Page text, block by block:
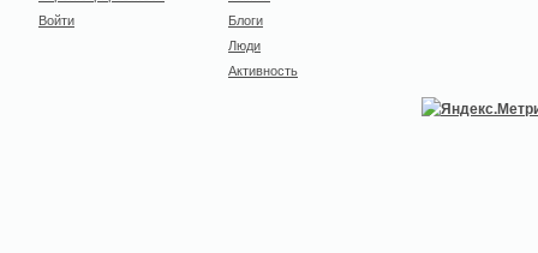
Войти
Блоги
Люди
Активность